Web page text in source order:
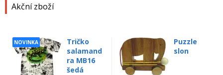
Akční zboží
NOVINKA
Tričko
salamand
ra MB16
šedá
Puzzle
slon